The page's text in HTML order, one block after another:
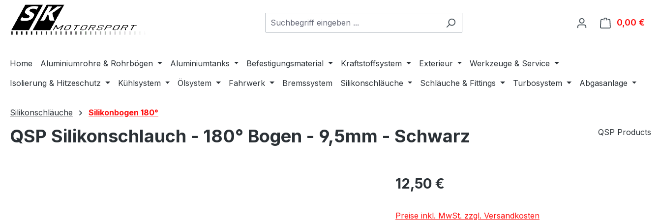
Zur Hauptnavigation springen
0,00 €
Home Aluminiumrohre & Rohrbögen Aluminiumtanks Befestigungsmaterial Kraftstoffsystem Exterieur
Werkzeuge & Service
Isolierung & Hitzeschutz
Kühlsystem Ölsystem Fahrwerk Bremssystem Silikonschläuche Schläuche & Fittings Turbosystem Abgasanlage
Silikonschläuche Silikonbogen 180°
QSP Silikonschlauch - 180° Bogen - 9,5mm - Schwarz QSP Products
12,50 €
Preise inkl. MwSt. zzgl. Versandkosten